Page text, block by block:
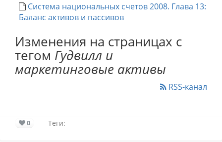
Система национальных счетов 2008. Глава 13:
Баланс активов и пассивов
Изменения на страницах с
тегом Гудвилл и
маркетинговые активы
RSS-канал
0 Теги: